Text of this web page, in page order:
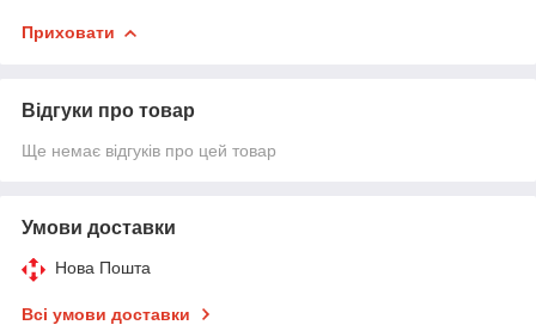
Приховати
Відгуки про товар
Ще немає відгуків про цей товар
Умови доставки
Нова Пошта
Всі умови доставки